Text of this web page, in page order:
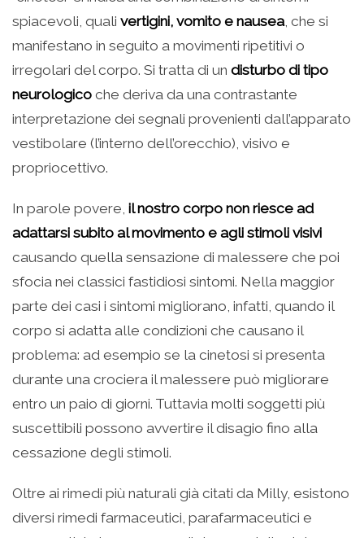
spiacevoli, quali vertigini, vomito e nausea, che si
manifestano in seguito a movimenti ripetitivi o
irregolari del corpo. Si tratta di un disturbo di tipo
neurologico che deriva da una contrastante
interpretazione dei segnali provenienti dall’apparato
vestibolare (l’interno dell’orecchio), visivo e
propriocettivo.
In parole povere, il nostro corpo non riesce ad
adattarsi subito al movimento e agli stimoli visivi
causando quella sensazione di malessere che poi
sfocia nei classici fastidiosi sintomi. Nella maggior
parte dei casi i sintomi migliorano, infatti, quando il
corpo si adatta alle condizioni che causano il
problema: ad esempio se la cinetosi si presenta
durante una crociera il malessere può migliorare
entro un paio di giorni. Tuttavia molti soggetti più
suscettibili possono avvertire il disagio fino alla
cessazione degli stimoli.
Oltre ai rimedi più naturali già citati da Milly, esistono
diversi rimedi farmaceutici, parafarmaceutici e